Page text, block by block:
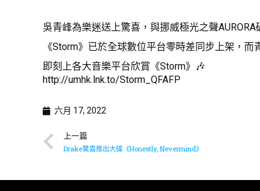
吳青峰為樂迷送上驚喜，與挪威極光之聲
《Storm》已於全球數位平台零時差同步上架，
即刻上各大音樂平台欣賞《Storm》🎶
http://umhk.lnk.to/Storm_QFAFP
六月 17, 2022
上一篇
Drake驚喜推出大碟《Honestly, Nevermind》